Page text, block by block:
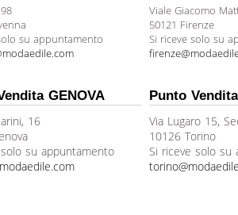
su appuntamento
Viale Giacomo
50121 Firenze
Si riceve solo su
GENOVA
16
su appuntamento
Punto
Via Lugaro 15,
10126 Torino
Si riceve solo su